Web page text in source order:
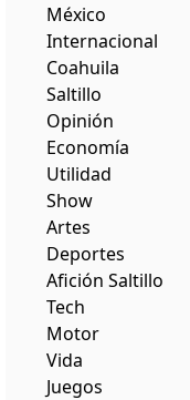
México
Internacional
Coahuila
Saltillo
Opinión
Economía
Utilidad
Show
Artes
Deportes
Afición Saltillo
Tech
Motor
Vida
Juegos